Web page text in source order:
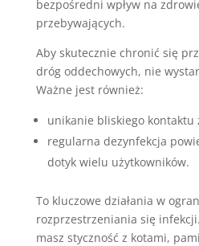
bezpośredni wpływ na
przebywających.
Aby skutecznie chronić się
dróg oddechowych, nie
Ważne jest również:
unikanie bliskiego kontaktu
regularna dezynfekcja
dotyk wielu użytkowników.
To kluczowe działania w
rozprzestrzeniania się
masz styczność z kotami,